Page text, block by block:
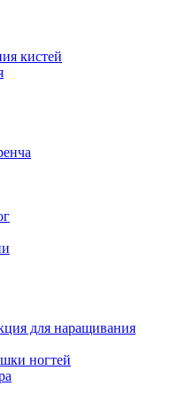
кистей
для наращивания
ногтей